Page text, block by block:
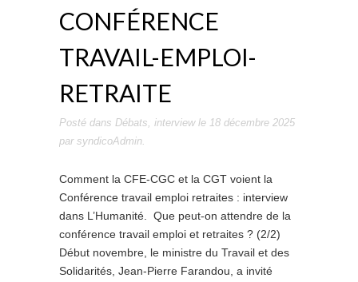
CONFÉRENCE
TRAVAIL-EMPLOI-
RETRAITE
Posté dans Débats, interviewle 18 décembre 2025
par syndicoAdmin.
Comment la CFE-CGC et la CGT voient la
Conférence travail emploi retraites : interview
dans L’Humanité. Que peut-on attendre de la
conférence travail emploi et retraites ? (2/2)
Début novembre, le ministre du Travail et des
Solidarités, Jean-Pierre Farandou, a invité